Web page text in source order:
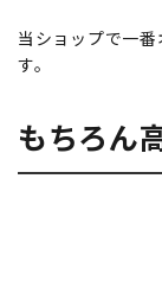
当ショップで一
す。
もちろん